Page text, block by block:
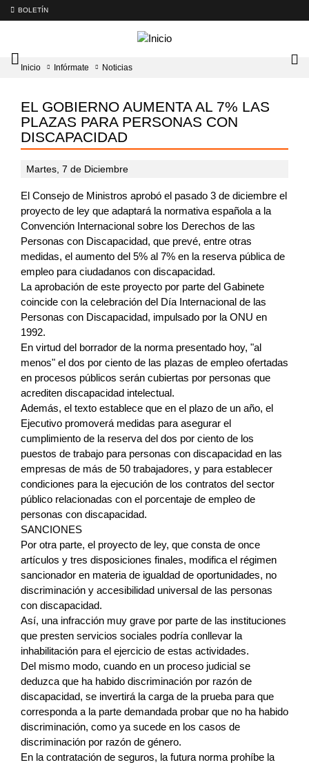
BOLETÍN
Intercambiador
del
principal
Inicio Infórmate Noticias
EL GOBIERNO AUMENTA AL 7% LAS
PLAZAS PARA PERSONAS CON
DISCAPACIDAD
Martes, 7 de Diciembre
El Consejo de Ministros aprobó el pasado 3 de diciembre el
proyecto de ley que adaptará la normativa española a la
Convención Internacional sobre los Derechos de las
Personas con Discapacidad, que prevé, entre otras
medidas, el aumento del 5% al 7% en la reserva pública de
empleo para ciudadanos con discapacidad.
La aprobación de este proyecto por parte del Gabinete
coincide con la celebración del Día Internacional de las
Personas con Discapacidad, impulsado por la ONU en
1992.
En virtud del borrador de la norma presentado hoy, "al
menos" el dos por ciento de las plazas de empleo ofertadas
en procesos públicos serán cubiertas por personas que
acrediten discapacidad intelectual.
Además, el texto establece que en el plazo de un año, el
Ejecutivo promoverá medidas para asegurar el
cumplimiento de la reserva del dos por ciento de los
puestos de trabajo para personas con discapacidad en las
empresas de más de 50 trabajadores, y para establecer
condiciones para la ejecución de los contratos del sector
público relacionadas con el porcentaje de empleo de
personas con discapacidad.
SANCIONES
Por otra parte, el proyecto de ley, que consta de once
artículos y tres disposiciones finales, modifica el régimen
sancionador en materia de igualdad de oportunidades, no
discriminación y accesibilidad universal de las personas
con discapacidad.
Así, una infracción muy grave por parte de las instituciones
que presten servicios sociales podría conllevar la
inhabilitación para el ejercicio de estas actividades.
Del mismo modo, cuando en un proceso judicial se
deduzca que ha habido discriminación por razón de
discapacidad, se invertirá la carga de la prueba para que
corresponda a la parte demandada probar que no ha habido
discriminación, como ya sucede en los casos de
discriminación por razón de género.
En la contratación de seguros, la futura norma prohíbe la